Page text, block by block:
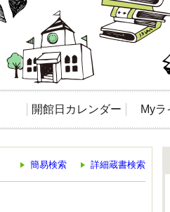
開館日カレンダー Myラ
簡易検索 詳細蔵書検索